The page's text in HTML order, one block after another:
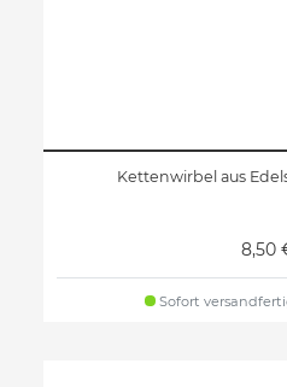
Kettenwirbel aus
8,50
Sofort